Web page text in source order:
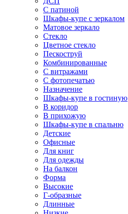
С патиной
Шкафы-купе с зеркалом
Матовое зеркало
Стекло
Цветное стекло
Пескоструй
Комбинированные
С витражами
С фотопечатью
Назначение
Шкафы-купе в гостиную
В коридор
В прихожую
Шкафы-купе в спальню
Детские
Офисные
Для книг
Для одежды
На балкон
Форма
Высокие
Г-образные
Длинные